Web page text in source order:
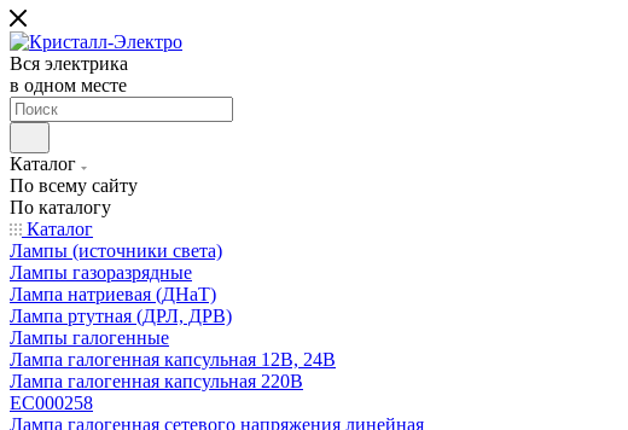
Вся электрика
в одном месте
Каталог
По всему сайту
По каталогу
Каталог
Лампы (источники света)
Лампы газоразрядные
Лампа натриевая (ДНаТ)
Лампа ртутная (ДРЛ, ДРВ)
Лампы галогенные
Лампа галогенная капсульная 12В, 24В
Лампа галогенная капсульная 220В
EC000258
Лампа галогенная сетевого напряжения линейная